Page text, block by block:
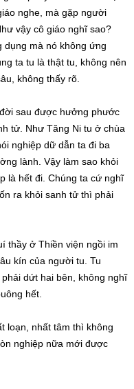
nghe, mà gặp người
vậy cô giáo nghĩ sao?
mà nó không ứng
ta tu là thật tu, không nên
không thấy rõ.
sau được hưởng phước
tử. Như Tăng Ni tu ở chùa
nghiệp dữ dẫn ta đi ba
lành. Vậy làm sao khỏi
là hết đi. Chúng ta cứ nghĩ
ra khỏi sanh tử thì phải
thầy ở Thiền viện ngồi im
kín của người tu. Tu
dứt hai bên, không nghĩ
hết.
loạn, nhất tâm thì không
nghiệp nữa mới được